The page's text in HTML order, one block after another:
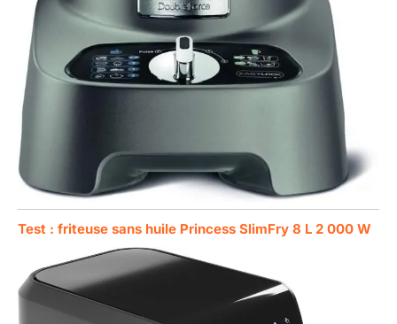
Test : friteuse sans huile Princess SlimFry 8 L 2 000 W